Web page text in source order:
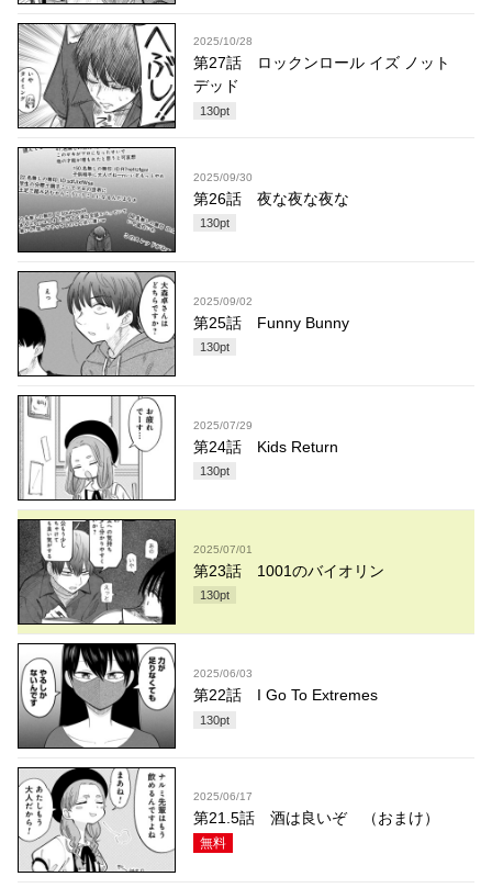
2025/10/28
第27話 ロックンロール イズ ノット
デッド
130pt
2025/09/30
第26話 夜な夜な夜な
130pt
2025/09/02
第25話 Funny Bunny
130pt
2025/07/29
第24話 Kids Return
130pt
2025/07/01
第23話 1001のバイオリン
130pt
2025/06/03
第22話 I Go To Extremes
130pt
2025/06/17
第21.5話 酒は良いぞ （おまけ）
無料